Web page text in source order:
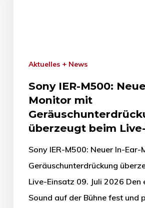
Aktuelles + News
Sony IER-M500:
Monitor mit
überzeugt beim
Sony IER-M500: Neuer In-
Geräuschunterdrückung
Live-Einsatz 09. Juli 2026 Den
Sound auf der Bühne fest und